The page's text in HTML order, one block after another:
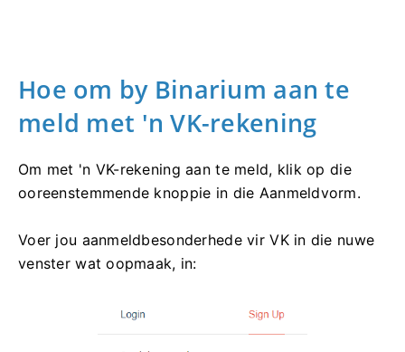
Hoe om by Binarium aan te
meld met 'n VK-rekening
Om met 'n VK-rekening aan te meld, klik op die
ooreenstemmende knoppie in die Aanmeldvorm.
Voer jou aanmeldbesonderhede vir VK in die nuwe
venster wat oopmaak, in: